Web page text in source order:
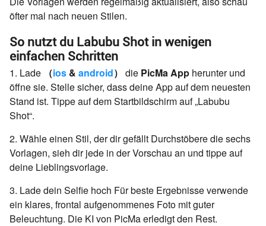
öfter mal nach neuen Stilen.
So nutzt du Labubu Shot in wenigen
einfachen Schritten
1. Lade （ios & android） die PicMa App herunter und
öffne sie. Stelle sicher, dass deine App auf dem neuesten
Stand ist. Tippe auf dem Startbildschirm auf „Labubu
Shot“.
2. Wähle einen Stil, der dir gefällt Durchstöbere die sechs
Vorlagen, sieh dir jede in der Vorschau an und tippe auf
deine Lieblingsvorlage.
3. Lade dein Selfie hoch Für beste Ergebnisse verwende
ein klares, frontal aufgenommenes Foto mit guter
Beleuchtung. Die KI von PicMa erledigt den Rest.